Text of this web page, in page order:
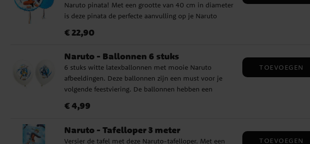
Naruto pinata! Met een grootte van 40 cm in diameter
is deze pinata de perfecte aanvulling op je Naruto
cadeautjes en laat de kinderen plezier hebben met het
Prijs: € 22,90
€ 22,90
Naruto - Ballonnen 6 stuks
6 stuks witte latexballonnen met mooie Naruto
afbeeldingen. Deze ballonnen zijn een must voor je
volgende feestviering. De ballonnen hebben een
opgeblazen en kunnen worden gevuld met lucht of
ballonpomp te gebruiken.
Prijs :€ 4,99
€ 4,99
TOEVOEGEN
Naruto - Tafelloper 3 meter
Versier de tafel met deze Naruto-tafelloper. Met een
TOEVOEGEN